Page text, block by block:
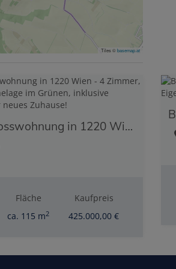
Tiles ©basemap.at
Dachgeschosswohnung in 1220 Wien - 4 Zimmer, 2 Terrassen, Ruhelage im Grünen, inklusive Garagenplatz Ihr neues Zuhause!
Fläche
ca. 115 m2
Kaufpreis
425.000,00 €